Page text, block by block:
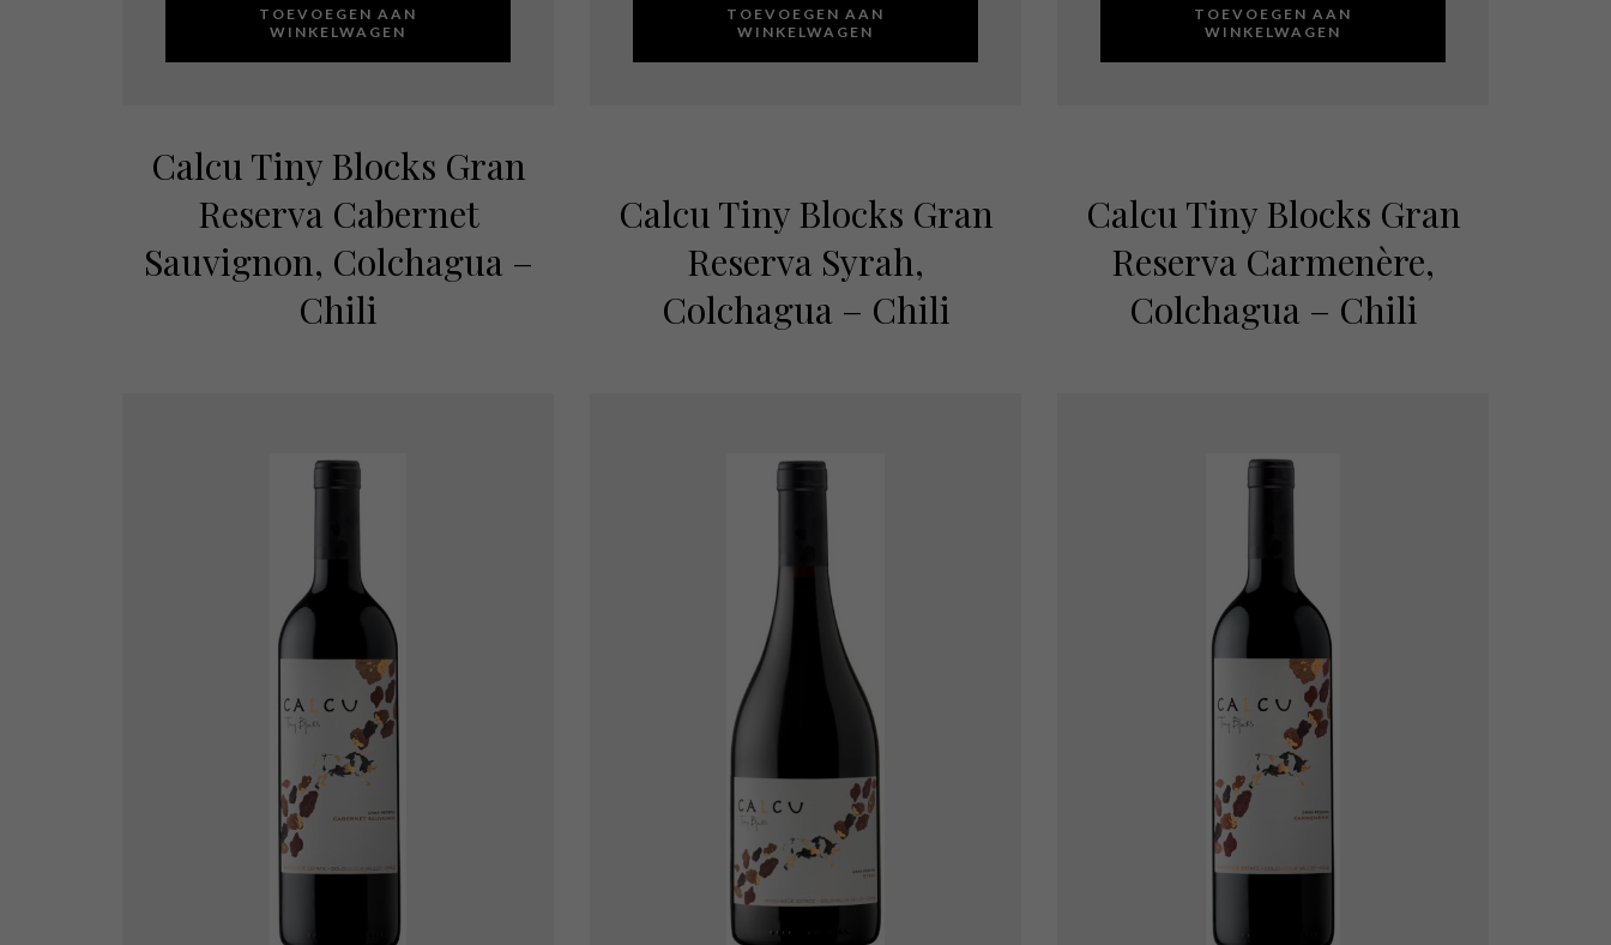
TOEVOEGEN AAN
WINKELWAGEN
TOEVOEGEN AAN
WINKELWAGEN
TOEVOEGEN AAN
WINKELWAGEN
Calcu Tiny Blocks Gran
Reserva Cabernet
Sauvignon, Colchagua –
Chili
Calcu Tiny Blocks Gran
Reserva Syrah,
Colchagua – Chili
Calcu Tiny Blocks Gran
Reserva Carmenère,
Colchagua – Chili